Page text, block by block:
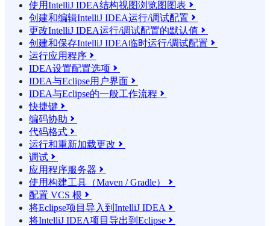
使用IntelliJ IDEA结构视图浏览图图表 
创建和编辑IntelliJ IDEA运行/调试配置 
更改IntelliJ IDEA运行/调试配置的默认值 
创建和保存IntelliJ IDEA临时运行/调试配置 
运行应用程序 
IDEA设置配置选项 
IDEA与Eclipse用户界面 
IDEA与Eclipse的一般工作流程 
快捷键 
编码协助 
代码格式 
运行和重新加载更改 
调试 
应用程序服务器 
使用构建工具（Maven / Gradle） 
配置 VCS 根 
将Eclipse项目导入到IntelliJ IDEA 
将IntelliJ IDEA项目导出到Eclipse 